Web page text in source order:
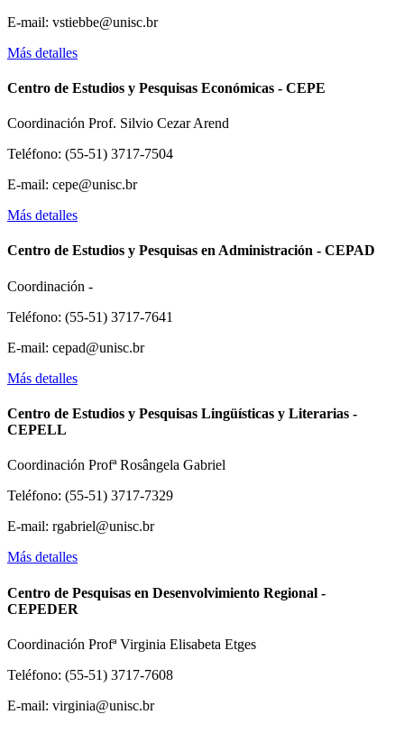
E-mail: vstiebbe@unisc.br
Más detalles
Centro de Estudios y Pesquisas Económicas - CEPE
Coordinación Prof. Silvio Cezar Arend
Teléfono: (55-51) 3717-7504
E-mail: cepe@unisc.br
Más detalles
Centro de Estudios y Pesquisas en Administración - CEPAD
Coordinación -
Teléfono: (55-51) 3717-7641
E-mail: cepad@unisc.br
Más detalles
Centro de Estudios y Pesquisas Lingüísticas y Literarias -
CEPELL
Coordinación Profª Rosângela Gabriel
Teléfono: (55-51) 3717-7329
E-mail: rgabriel@unisc.br
Más detalles
Centro de Pesquisas en Desenvolvimiento Regional -
CEPEDER
Coordinación Profª Virginia Elisabeta Etges
Teléfono: (55-51) 3717-7608
E-mail: virginia@unisc.br